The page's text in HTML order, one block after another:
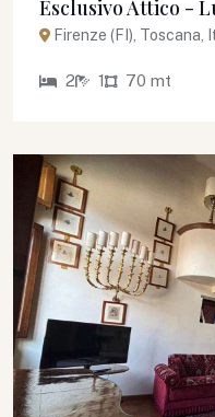
Esclusivo Attico -
Firenze (FI), Toscana,
2 1 70 mt